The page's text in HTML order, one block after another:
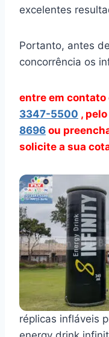
excelentes
Portanto, antes
concorrência os
entre em
3347-5500 ,
8696 ou
solicite a sua
réplicas infláveis